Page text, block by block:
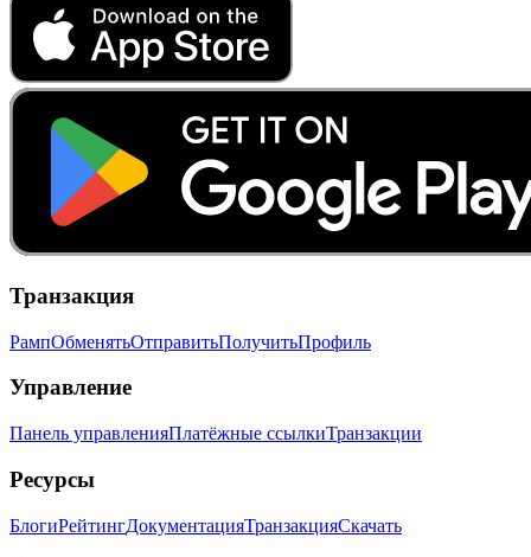
Транзакция
РампОбменятьОтправитьПолучитьПрофиль
Управление
Панель управленияПлатёжные ссылкиТранзакции
Ресурсы
БлогиРейтингДокументацияТранзакцияСкачать